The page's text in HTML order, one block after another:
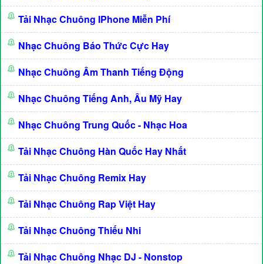
Tải Nhạc Chuông IPhone Miễn Phí
Nhạc Chuông Báo Thức Cực Hay
Nhạc Chuông Âm Thanh Tiếng Động
Nhạc Chuông Tiếng Anh, Âu Mỹ Hay
Nhạc Chuông Trung Quốc - Nhạc Hoa
Tải Nhạc Chuông Hàn Quốc Hay Nhất
Tải Nhạc Chuông Remix Hay
Tải Nhạc Chuông Rap Việt Hay
Tải Nhạc Chuông Thiếu Nhi
Tải Nhạc Chuông Nhạc DJ - Nonstop